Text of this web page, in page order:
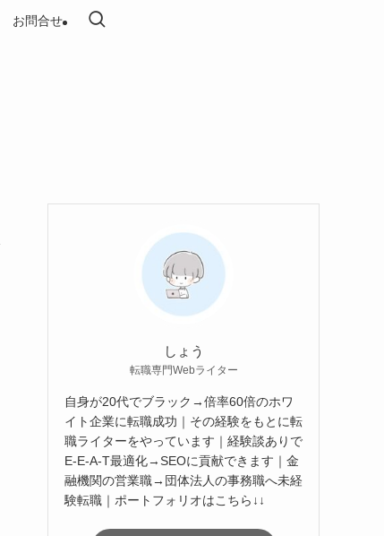
お問合せ
しょう
転職専門Webライター
自身が20代でブラック→倍率60倍のホワ
イト企業に転職成功｜その経験をもとに転
職ライターをやっています｜経験談ありで
E-E-A-T最適化→SEOに貢献できます｜金
融機関の営業職→団体法人の事務職へ未経
験転職｜ポートフォリオはこちら↓↓